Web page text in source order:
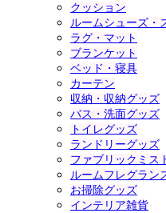
クッション
ルームシューズ・
ラグ・マット
ブランケット
ベッド・寝具
カーテン
収納・収納グッズ
バス・洗面グッズ
トイレグッズ
ランドリーグッズ
ファブリックミス
ルームフレグラン
お掃除グッズ
インテリア雑貨